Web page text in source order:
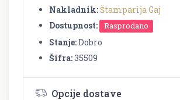
Nakladnik:Štamparija Gaj
Dostupnost:
Rasprodano
Stanje:Dobro
Šifra:35509
Opcije dostave